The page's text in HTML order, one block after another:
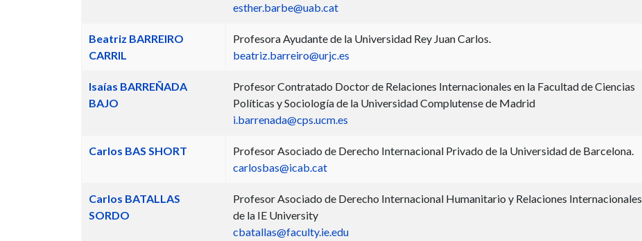
esther.barbe@uab.cat
Beatriz BARREIRO
CARRIL
Profesora Ayudante de la Universidad Rey Juan Carlos.
beatriz.barreiro@urjc.es
Isaías BARREÑADA
BAJO
Profesor Contratado Doctor de Relaciones Internacionales en la Facultad de Ciencias
Políticas y Sociología de la Universidad Complutense de Madrid
i.barrenada@cps.ucm.es
Carlos BAS SHORT
Profesor Asociado de Derecho Internacional Privado de la Universidad de Barcelona.
carlosbas@icab.cat
Carlos BATALLAS
SORDO
Profesor Asociado de Derecho Internacional Humanitario y Relaciones Internacionales
de la IE University
cbatallas@faculty.ie.edu